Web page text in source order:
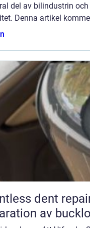
del av bilindustrin
Denna artikel
dent
av